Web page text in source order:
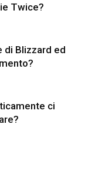
Twice?
di Blizzard ed
ci